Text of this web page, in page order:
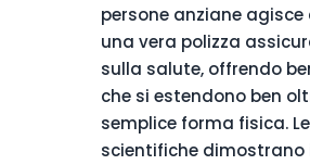
persone anziane agisce
una vera polizza
sulla salute, offrendo
che si estendono ben
semplice forma fisica.
scientifiche dimostrano